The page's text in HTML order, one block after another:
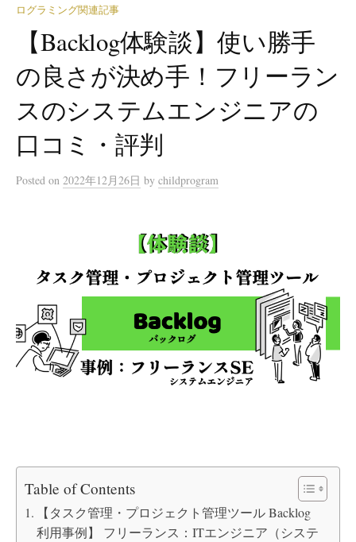
ログラミング関連記事
【Backlog体験談】使い勝手
の良さが決め手！フリーラン
スのシステムエンジニアの
口コミ・評判
Posted on 2022年12月26日 by childprogram
Table of Contents
【タスク管理・プロジェクト管理ツール Backlog
利用事例】 フリーランス：ITエンジニア（システ